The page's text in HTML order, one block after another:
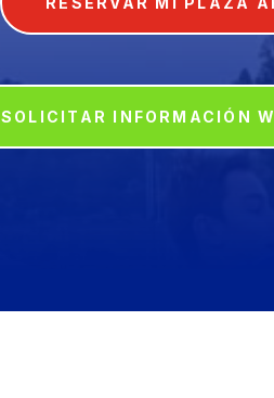
SOLICITAR INFORMACIÓN